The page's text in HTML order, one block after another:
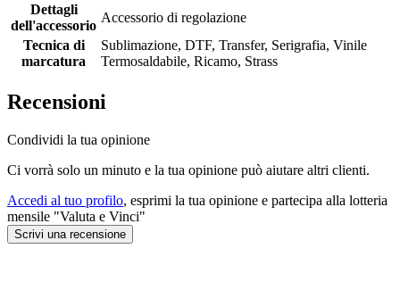
Dettagli
dell'accessorio
Accessorio di regolazione
Tecnica di
marcatura
Sublimazione, DTF, Transfer, Serigrafia, Vinile
Termosaldabile, Ricamo, Strass
Recensioni
Condividi la tua opinione
Ci vorrà solo un minuto e la tua opinione può aiutare altri clienti.
Accedi al tuo profilo, esprimi la tua opinione e partecipa alla lotteria
mensile "Valuta e Vinci"
Scrivi una recensione